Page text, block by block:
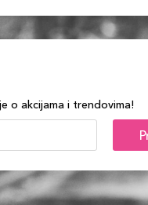
o akcijama i trendovima!